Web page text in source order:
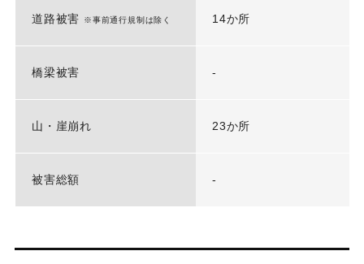
道路被害 ※事前通行規制は除く 14か所
橋梁被害 -
山・崖崩れ 23か所
被害総額 -